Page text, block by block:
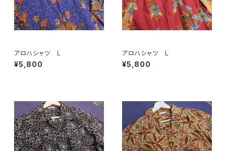
アロハシャツ L
¥5,800
アロハシャツ L
¥5,800